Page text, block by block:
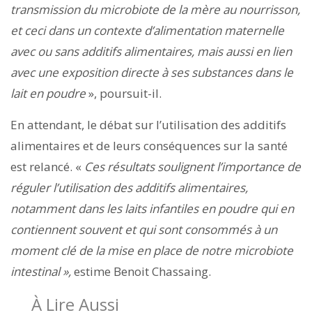
transmission du microbiote de la mère au nourrisson,
et ceci dans un contexte d’alimentation maternelle
avec ou sans additifs alimentaires, mais aussi en lien
avec une exposition directe à ses substances dans le
lait en poudre», poursuit-il.
En attendant, le débat sur l’utilisation des additifs
alimentaires et de leurs conséquences sur la santé
est relancé. « Ces résultats soulignent l’importance de
réguler l’utilisation des additifs alimentaires,
notamment dans les laits infantiles en poudre qui en
contiennent souvent et qui sont consommés à un
moment clé de la mise en place de notre microbiote
intestinal »,estime Benoit Chassaing.
À Lire Aussi